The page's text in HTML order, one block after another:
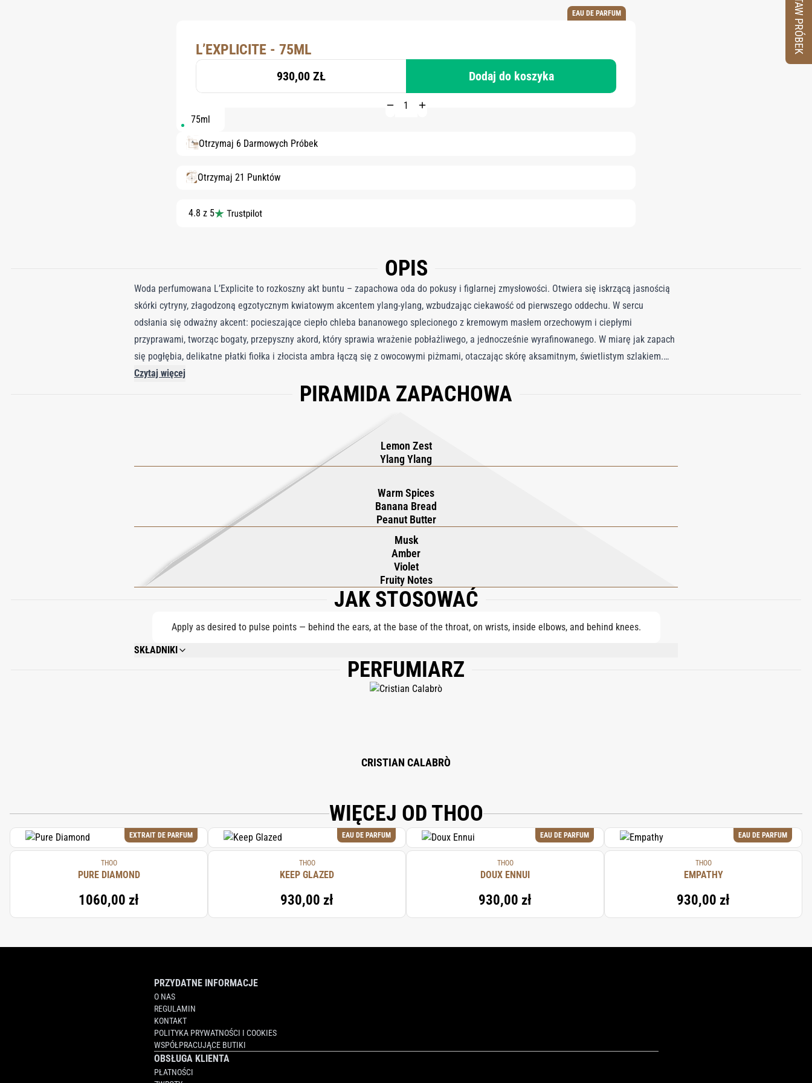
EAU DE PARFUM
L’EXPLICITE - 75ML
930,00 ZŁ Dodaj do koszyka
75ml
Otrzymaj 6 Darmowych Próbek
Otrzymaj 21 Punktów
4.8 z 5
OPIS
Woda perfumowana L’Explicite to rozkoszny akt buntu – zapachowa oda do pokusy i figlarnej zmysłowości. Otwiera się iskrzącą jasnością
skórki cytryny, złagodzoną egzotycznym kwiatowym akcentem ylang-ylang, wzbudzając ciekawość od pierwszego oddechu. W sercu
odsłania się odważny akcent: pocieszające ciepło chleba bananowego splecionego z kremowym masłem orzechowym i ciepłymi
przyprawami, tworząc bogaty, przepyszny akord, który sprawia wrażenie pobłażliwego, a jednocześnie wyrafinowanego. W miarę jak zapach
się pogłębia, delikatne płatki fiołka i złocista ambra łączą się z owocowymi piżmami, otaczając skórę aksamitnym, świetlistym szlakiem.
Zarówno prowokacyjny, jak i zabawny, L’Explicite odważa się zacierać granicę między niewinnością a uwodzeniem – zakazana przyjemność,
Czytaj więcej
PIRAMIDA ZAPACHOWA
Lemon Zest
Ylang Ylang
Warm Spices
Banana Bread
Peanut Butter
Musk
Amber
Violet
Fruity Notes
JAK STOSOWAĆ
Apply as desired to pulse points — behind the ears, at the base of the throat, on wrists, inside elbows, and behind knees.
SKŁADNIKI
ALCOHOL DENAT., PARFUM (FRAGRANCE), AQUA (WATER), HEXAMETHYLINDANOPYRAN, TETRAMETHYL ACETYLOCTAHYDRONAPHTHALENES, ALPHA-
ISOMETHYL IONONE, VANILLIN, ETHYLHEXYL METHOXYCINNAMATE, BHT, CITRUS LIMON (LEMON) PEEL OIL, LIMONENE, BUTYL
METHOXYDIBENZOYLMETHANE, ETHYLHEXYL SALICYLATE, LINALOOL, PINENE, BENZYL BENZOATE, BENZYL SALICYLATE, CITRAL, FARNESOL, GERANIOL,
PERFUMIARZ
CRISTIAN CALABRÒ
WIĘCEJ OD THOO
EXTRAIT DE PARFUM
THOO
PURE DIAMOND
1060,00 zł
EAU DE PARFUM
THOO
KEEP GLAZED
930,00 zł
EAU DE PARFUM
THOO
DOUX ENNUI
930,00 zł
EAU DE PARFUM
THOO
EMPATHY
930,00 zł
PRZYDATNE INFORMACJE
O NAS
REGULAMIN
KONTAKT
POLITYKA PRYWATNOŚCI I COOKIES
WSPÓŁPRACUJĄCE BUTIKI
OBSŁUGA KLIENTA
PŁATNOŚCI
ZESTAW PRÓBEK